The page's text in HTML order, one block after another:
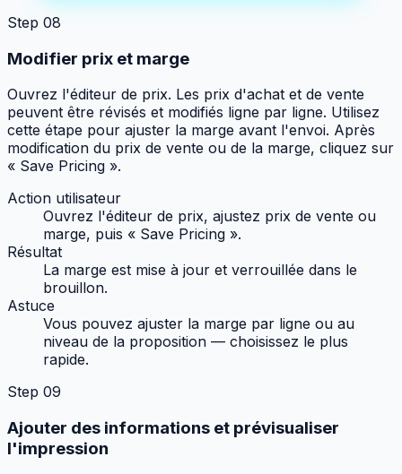
Step 08
Modifier prix et marge
Ouvrez l'éditeur de prix. Les prix d'achat et de vente
peuvent être révisés et modifiés ligne par ligne. Utilisez
cette étape pour ajuster la marge avant l'envoi. Après
modification du prix de vente ou de la marge, cliquez sur
« Save Pricing ».
Action utilisateur
Ouvrez l'éditeur de prix, ajustez prix de vente ou
marge, puis « Save Pricing ».
Résultat
La marge est mise à jour et verrouillée dans le
brouillon.
Astuce
Vous pouvez ajuster la marge par ligne ou au
niveau de la proposition — choisissez le plus
rapide.
Step 09
Ajouter des informations et prévisualiser
l'impression